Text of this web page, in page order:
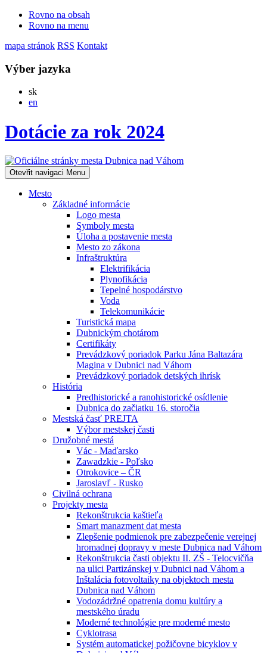
Rovno na obsah
Rovno na menu
mapa stránok RSS Kontakt
Výber jazyka
skSlovensky
en
Dotácie za rok 2024
Otevřit navigaci Menu
Mesto
Základné informácie
Logo mesta
Symboly mesta
Úloha a postavenie mesta
Mesto zo zákona
Infraštruktúra
Elektrifikácia
Plynofikácia
Tepelné hospodárstvo
Voda
Telekomunikácie
Turistická mapa
Dubnickým chotárom
Certifikáty
Prevádzkový poriadok Parku Jána Baltazára
Magina v Dubnici nad Váhom
Prevádzkový poriadok detských ihrísk
História
Predhistorické a ranohistorické osídlenie
Dubnica do začiatku 16. storočia
Mestská časť PREJTA
Výbor mestskej časti
Družobné mestá
Vác - Maďarsko
Zawadzkie - Poľsko
Otrokovice – ČR
Jaroslavľ - Rusko
Civilná ochrana
Projekty mesta
Rekonštrukcia kaštieľa
Smart manazment dat mesta
Zlepšenie podmienok pre zabezpečenie verejnej
hromadnej dopravy v meste Dubnica nad Váhom
Rekonštrukcia časti objektu II. ZŠ - Telocvičňa
na ulici Partizánskej v Dubnici nad Váhom a
Inštalácia fotovoltaiky na objektoch mesta
Dubnica nad Váhom
Vodozádržné opatrenia domu kultúry a
mestského úradu
Moderné technológie pre moderné mesto
Cyklotrasa
Systém automatickej požičovne bicyklov v